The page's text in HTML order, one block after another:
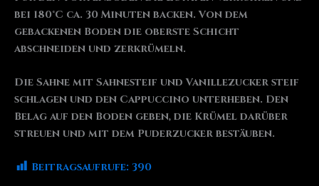
bei 180°C ca. 30 Minuten backen. Von dem
gebackenen Boden die oberste Schicht
abschneiden und zerkrümeln.
Die Sahne mit Sahnesteif und Vanillezucker steif
schlagen und den Cappuccino unterheben. Den
Belag auf den Boden geben, die Krümel darüber
streuen und mit dem Puderzucker bestäuben.
Beitragsaufrufe: 390